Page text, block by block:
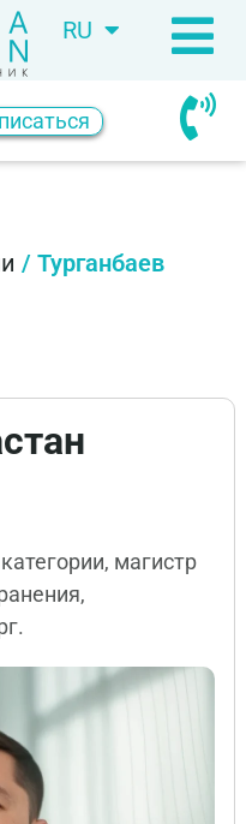
RU
KZ
/ Турганбаев
магистр